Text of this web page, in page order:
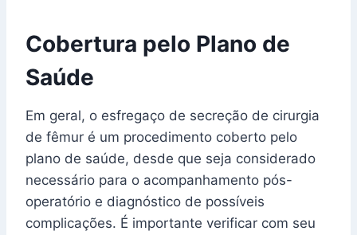
Cobertura pelo Plano de
Saúde
Em geral, o esfregaço de secreção de cirurgia
de fêmur é um procedimento coberto pelo
plano de saúde, desde que seja considerado
necessário para o acompanhamento pós-
operatório e diagnóstico de possíveis
complicações. É importante verificar com seu